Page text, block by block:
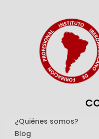
¿Quiénes somos?
Blog